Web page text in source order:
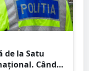
de la Satu
Când